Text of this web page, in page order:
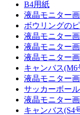
B4用紙
液晶モニター
ボウリングの
液晶モニター
液晶モニター
液晶モニター
キャンバス(M6
液晶モニター
サッカーボール
液晶モニター
キャンバス(S4